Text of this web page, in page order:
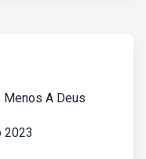
Menos A Deus
2023